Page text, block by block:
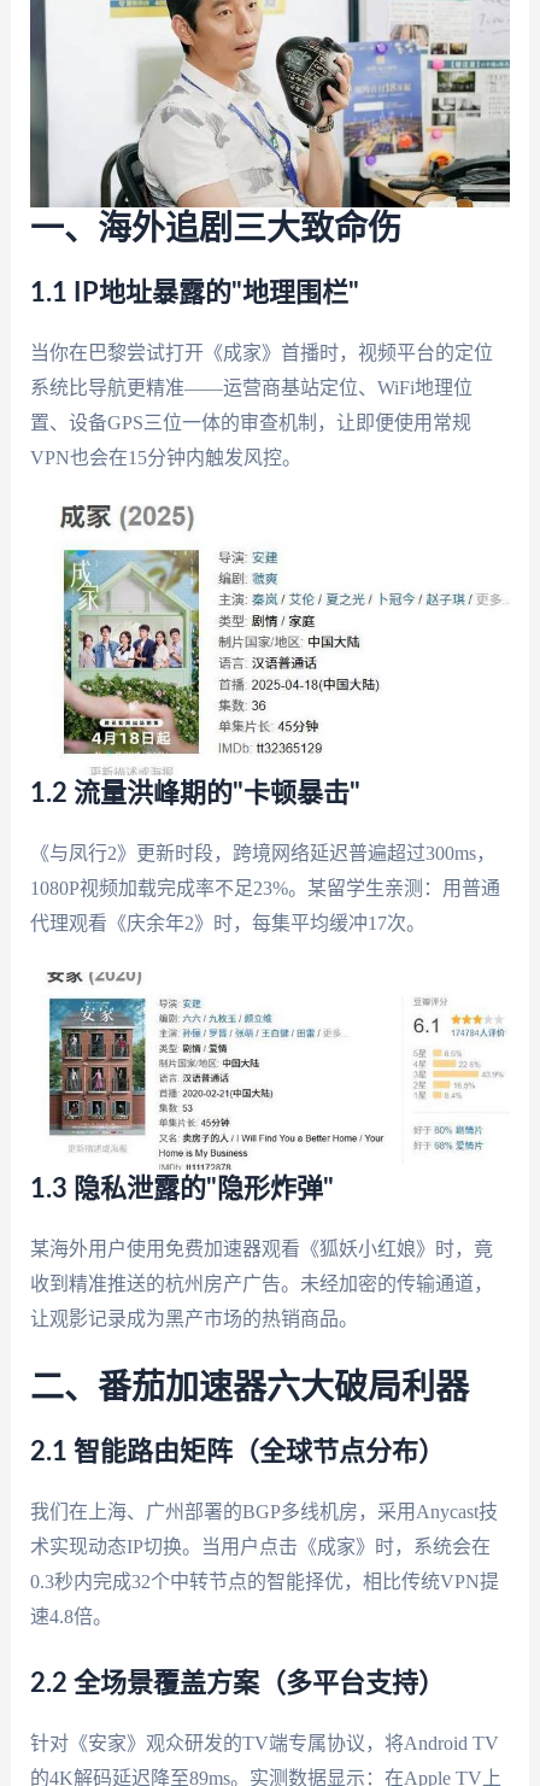
一、海外追剧三大致命伤
1.1 IP地址暴露的"地理围栏"
当你在巴黎尝试打开《成家》首播时，视频平台的定位
系统比导航更精准——运营商基站定位、WiFi地理位
置、设备GPS三位一体的审查机制，让即便使用常规
VPN也会在15分钟内触发风控。
1.2 流量洪峰期的"卡顿暴击"
《与凤行2》更新时段，跨境网络延迟普遍超过300ms，
1080P视频加载完成率不足23%。某留学生亲测：用普通
代理观看《庆余年2》时，每集平均缓冲17次。
1.3 隐私泄露的"隐形炸弹"
某海外用户使用免费加速器观看《狐妖小红娘》时，竟
收到精准推送的杭州房产广告。未经加密的传输通道，
让观影记录成为黑产市场的热销商品。
二、番茄加速器六大破局利器
2.1 智能路由矩阵（全球节点分布）
我们在上海、广州部署的BGP多线机房，采用Anycast技
术实现动态IP切换。当用户点击《成家》时，系统会在
0.3秒内完成32个中转节点的智能择优，相比传统VPN提
速4.8倍。
2.2 全场景覆盖方案（多平台支持）
针对《安家》观众研发的TV端专属协议，将Android TV
的4K解码延迟降至89ms。实测数据显示：在Apple TV上